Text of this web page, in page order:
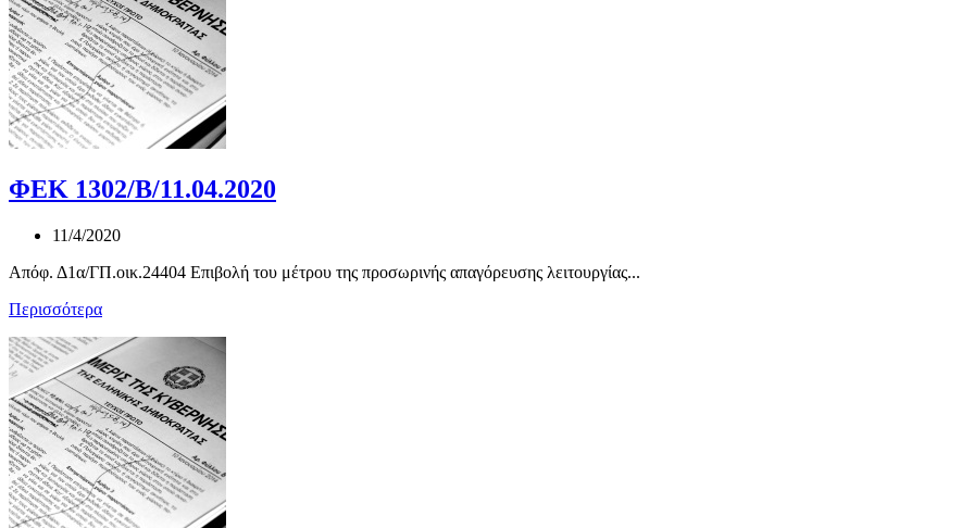
ΦΕΚ 1302/Β/11.04.2020
11/4/2020
Απόφ. Δ1α/ΓΠ.οικ.24404 Επιβολή του μέτρου της προσωρινής απαγόρευσης λειτουργίας...
Περισσότερα